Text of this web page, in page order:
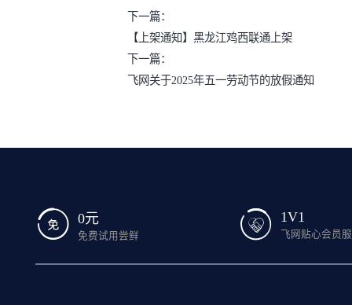
下一篇：
【上架通知】黑龙江鸡西联通上架
下一篇：
飞网关于2025年五一劳动节的放假通知
0元
免费试用尝鲜
1V1
飞网贴心会员